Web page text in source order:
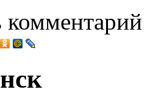
комментарий